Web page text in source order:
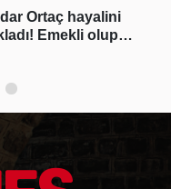
Ortaç hayalini
Emekli olup…